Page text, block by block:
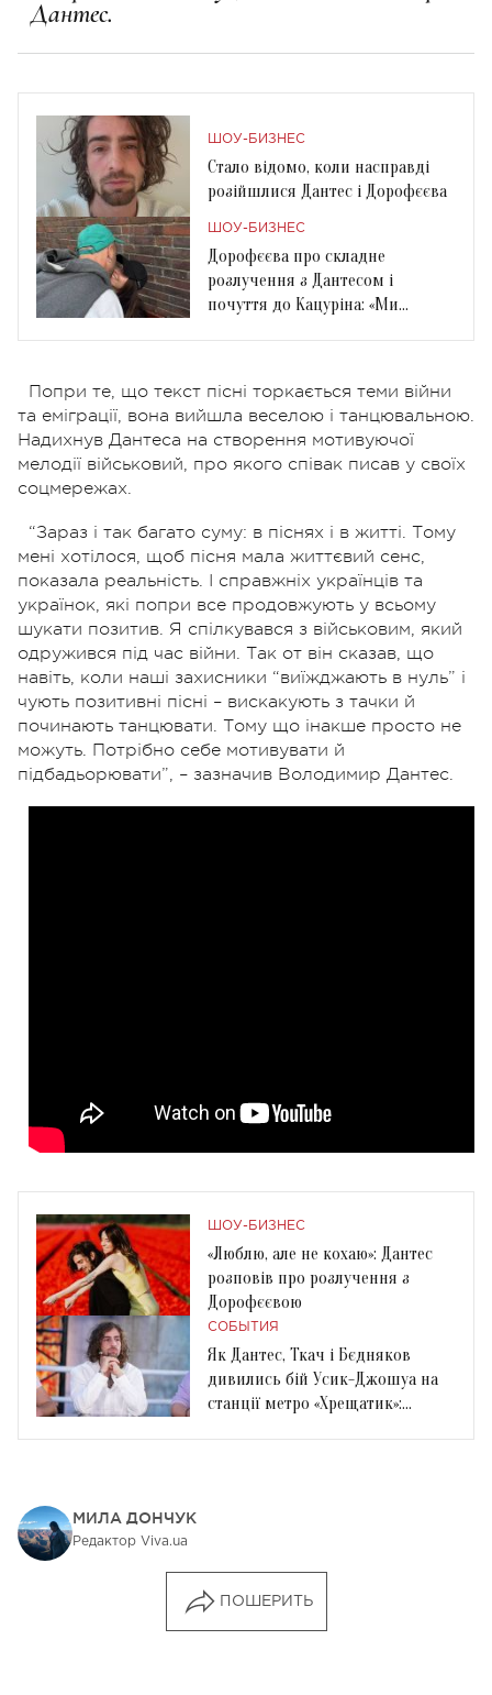
Дантес.
ШОУ-БИЗНЕС
Стало відомо, коли насправді
розійшлися Дантес і Дорофєєва
ШОУ-БИЗНЕС
Дорофєєва про складне
розлучення з Дантесом і
почуття до Кацуріна: «Ми
Попри те, що текст пісні торкається теми війни
та еміграції, вона вийшла веселою і танцювальною.
Надихнув Дантеса на створення мотивуючої
мелодії військовий, про якого співак писав у своїх
соцмережах.
“Зараз і так багато суму: в піснях і в житті. Тому
мені хотілося, щоб пісня мала життєвий сенс,
показала реальність. І справжніх українців та
українок, які попри все продовжують у всьому
шукати позитив. Я спілкувався з військовим, який
одружився під час війни. Так от він сказав, що
навіть, коли наші захисники “виїжджають в нуль” і
чують позитивні пісні – вискакують з тачки й
починають танцювати. Тому що інакше просто не
можуть. Потрібно себе мотивувати й
підбадьорювати”, – зазначив Володимир Дантес.
ШОУ-БИЗНЕС
«Люблю, але не кохаю»: Дантес
розповів про розлучення з
Дорофєєвою
СОБЫТИЯ
Як Дантес, Ткач і Бєдняков
дивились бій Усик-Джошуа на
станції метро «Хрещатик»:
МИЛА ДОНЧУК
Редактор Viva.ua
ПОШЕРИТЬ